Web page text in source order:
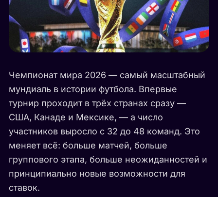
Чемпионат мира 2026 — самый масштабный
мундиаль в истории футбола. Впервые
турнир проходит в трёх странах сразу —
США, Канаде и Мексике, — а число
участников выросло с 32 до 48 команд. Это
меняет всё: больше матчей, больше
группового этапа, больше неожиданностей и
принципиально новые возможности для
ставок.